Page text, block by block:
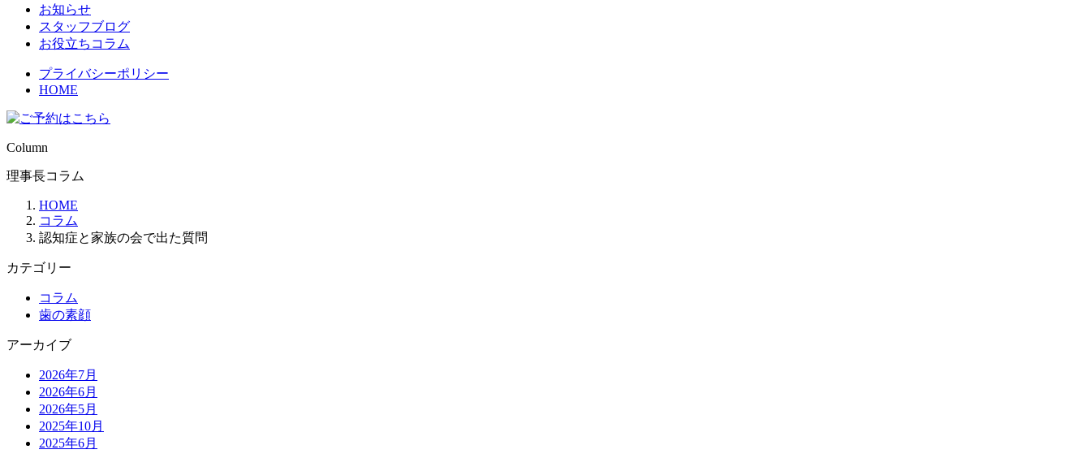
お知らせ
スタッフブログ
お役立ちコラム
プライバシーポリシー
HOME
Column
理事長コラム
HOME
コラム
認知症と家族の会で出た質問
カテゴリー
コラム
歯の素顔
アーカイブ
2026年7月
2026年6月
2026年5月
2025年10月
2025年6月